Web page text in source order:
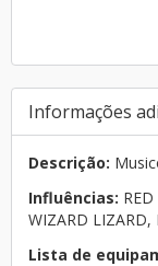
Informações
Descrição:
Influências:
WIZARD LIZARD,
Lista de